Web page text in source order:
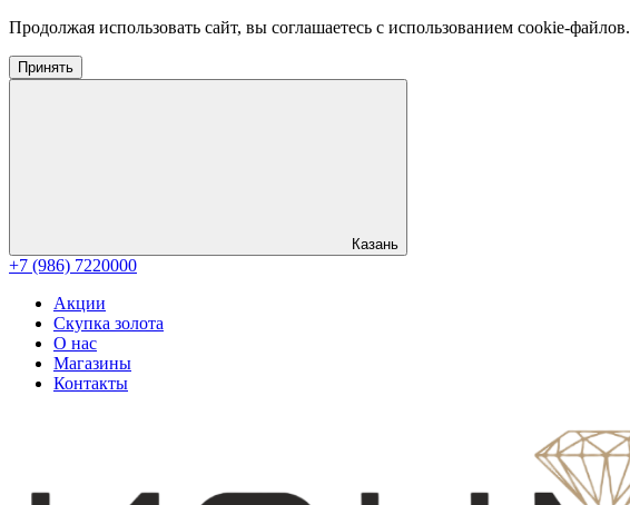
Продолжая использовать сайт, вы соглашаетесь с использованием cookie-файлов.
Принять
Казань
+7 (986) 7220000
Акции
Скупка золота
О нас
Магазины
Контакты